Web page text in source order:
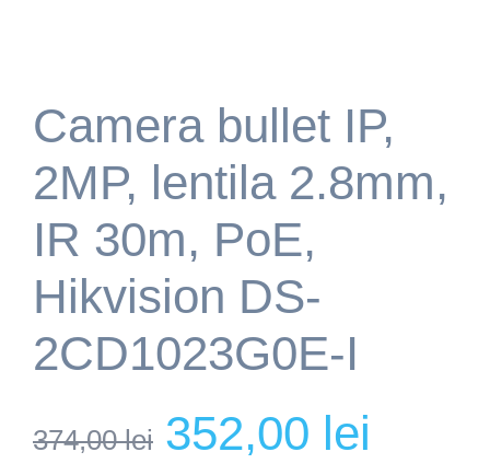
Camera bullet IP,
2MP, lentila 2.8mm,
IR 30m, PoE,
Hikvision DS-
2CD1023G0E-I
374,00lei
Original
price
352,00 lei